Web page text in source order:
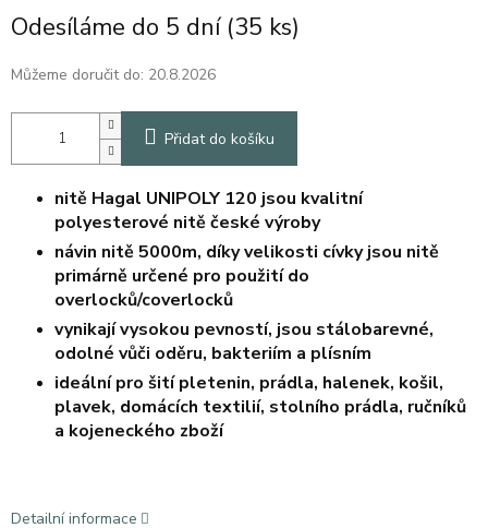
hvězdiček.
Odesíláme do 5 dní (35 ks)
Můžeme doručit do: 20.8.2026
Přidat do košíku
nitě Hagal UNIPOLY 120 jsou kvalitní
polyesterové nitě české výroby
návin nitě 5000m, díky velikosti cívky jsou nitě
primárně určené pro použití do
overlocků/coverlocků
vynikají vysokou pevností, jsou stálobarevné,
odolné vůči oděru, bakteriím a plísním
ideální pro šití pletenin, prádla, halenek, košil,
plavek, domácích textilií, stolního prádla, ručníků
a kojeneckého zboží
Detailní informace